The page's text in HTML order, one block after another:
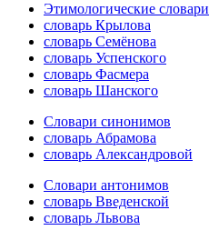
Этимологические словари
словарь Крылова
словарь Семёнова
словарь Успенского
словарь Фасмера
словарь Шанского
Словари синонимов
словарь Абрамова
словарь Александровой
Словари антонимов
словарь Введенской
словарь Львова